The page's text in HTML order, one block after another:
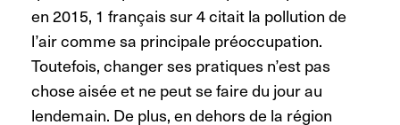
en 2015, 1 français sur 4 citait la pollution de
l’air comme sa principale préoccupation.
Toutefois, changer ses pratiques n’est pas
chose aisée et ne peut se faire du jour au
lendemain. De plus, en dehors de la région